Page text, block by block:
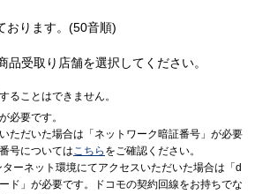
おります。(50音順)
品受取り店舗を選択してください。
ることはできません。
必要です。
ただいた場合は「ネットワーク暗証番号」が必要
号についてはこちら をご確認ください。
ーネット環境にてアクセスいただいた場合は「d
ド」が必要です。ドコモの契約回線をお持ちでな